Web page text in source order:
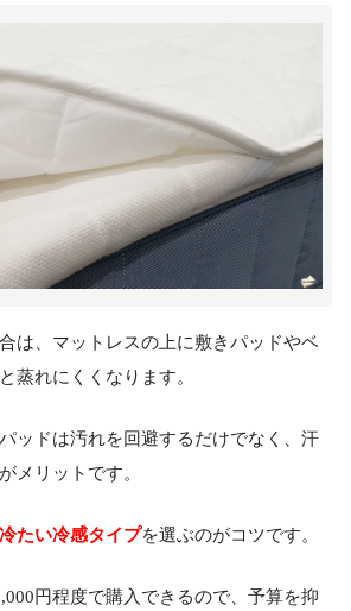
は、マットレスの上に敷きパッドやベ
蒸れにくくなります。
ッドは汚れを回避するだけでなく、汗
メリットです。
たい冷感タイプを選ぶのがコツです。
円程度で購入できるので、予算を抑